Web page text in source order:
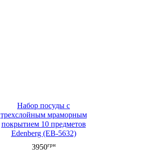
Набор посуды с
трехслойным мраморным
покрытием 10 предметов
Edenberg (EB-5632)
3950грн